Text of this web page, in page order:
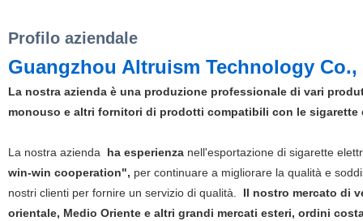
Profilo aziendale
Guangzhou Altruism Technology Co.,
La nostra azienda è una produzione professionale di vari
monouso e altri fornitori di prodotti compatibili con le sigarette
La nostra azienda ha esperienzanell'esportazione di sigarette
win-win cooperation", per continuare a migliorare la qualità e
nostri clienti per fornire un servizio di qualità. Il nostro mercato di
orientale, Medio Oriente e altri grandi mercati esteri, ordini